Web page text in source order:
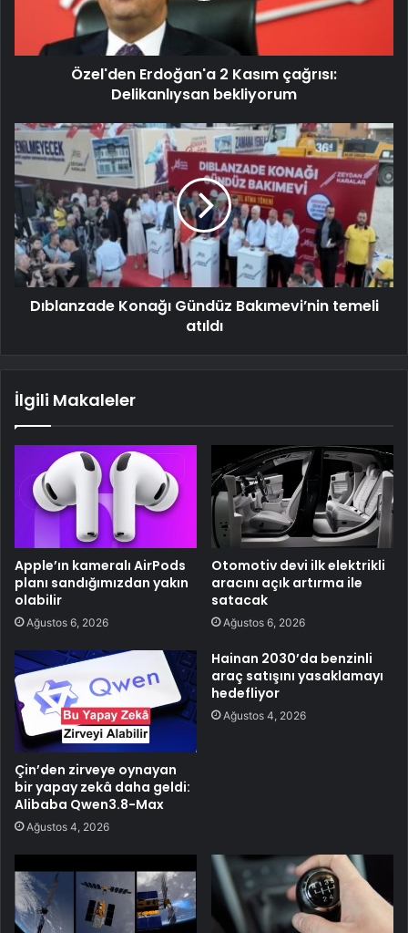
Özel'den Erdoğan'a 2 Kasım çağrısı:
Delikanlıysan bekliyorum
Dıblanzade Konağı Gündüz Bakımevi’nin temeli
atıldı
İlgili Makaleler
Apple’ın kameralı AirPods
planı sandığımızdan yakın
olabilir
Ağustos 6, 2026
Otomotiv devi ilk elektrikli
aracını açık artırma ile
satacak
Ağustos 6, 2026
Çin’den zirveye oynayan
bir yapay zekâ daha geldi:
Alibaba Qwen3.8-Max
Ağustos 4, 2026
Hainan 2030’da benzinli
araç satışını yasaklamayı
hedefliyor
Ağustos 4, 2026